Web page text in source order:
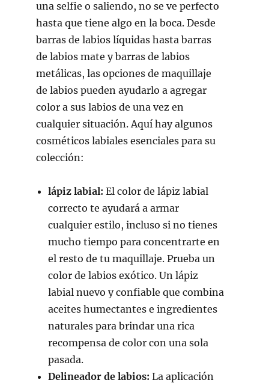
una selfie o saliendo, no se ve perfecto
hasta que tiene algo en la boca. Desde
barras de labios líquidas hasta barras
de labios mate y barras de labios
metálicas, las opciones de maquillaje
de labios pueden ayudarlo a agregar
color a sus labios de una vez en
cualquier situación. Aquí hay algunos
cosméticos labiales esenciales para su
colección:
lápiz labial: El color de lápiz labial
correcto te ayudará a armar
cualquier estilo, incluso si no tienes
mucho tiempo para concentrarte en
el resto de tu maquillaje. Prueba un
color de labios exótico. Un lápiz
labial nuevo y confiable que combina
aceites humectantes e ingredientes
naturales para brindar una rica
recompensa de color con una sola
pasada.
Delineador de labios: La aplicación